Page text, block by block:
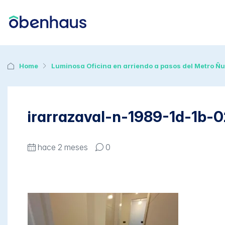
Home Luminosa Oficina en arriendo a pasos del Metro
irarrazaval-n-1989-1d-1b-
hace 2 meses 0